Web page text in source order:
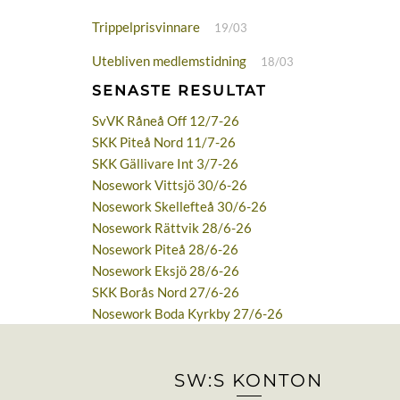
Trippelprisvinnare 19/03
Utebliven medlemstidning 18/03
SENASTE RESULTAT
SvVK Råneå Off 12/7-26
SKK Piteå Nord 11/7-26
SKK Gällivare Int 3/7-26
Nosework Vittsjö 30/6-26
Nosework Skellefteå 30/6-26
Nosework Rättvik 28/6-26
Nosework Piteå 28/6-26
Nosework Eksjö 28/6-26
SKK Borås Nord 27/6-26
Nosework Boda Kyrkby 27/6-26
SW:S KONTON